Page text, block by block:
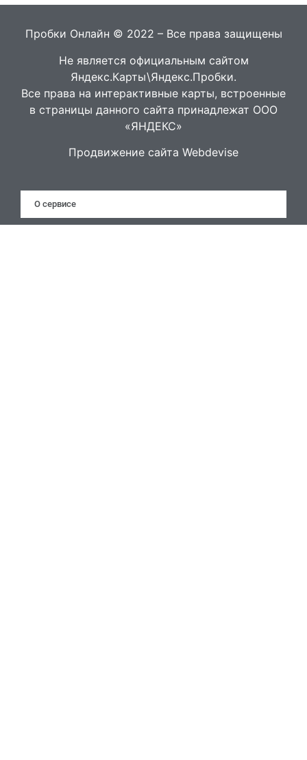
Пробки Онлайн © 2022 – Все права защищены
Не является официальным сайтом
Яндекс.Карты\Яндекс.Пробки.
Все права на интерактивные карты, встроенные
в страницы данного сайта принадлежат ООО
«ЯНДЕКС»
Продвижение сайта Webdevise
О сервисе